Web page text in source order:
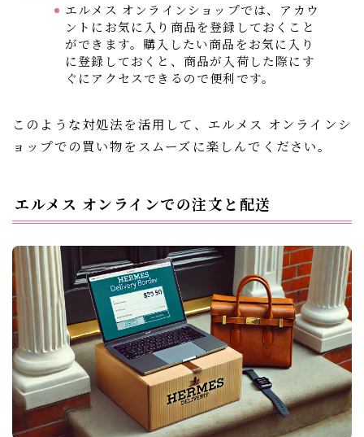
エルメス オンラインショップでは、アカウ
ントにお気に入り商品を登録しておくこと
ができます。購入したい商品をお気に入り
に登録しておくと、商品が入荷した際にす
ぐにアクセスできるので便利です。
このような対処法を活用して、エルメス オンラインシ
ョップでの買い物をスムーズに楽しんでください。
エルメス オンラインでの注文と配送